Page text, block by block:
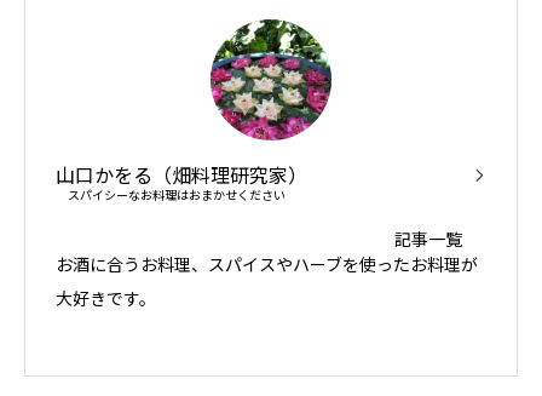
山口かをる（畑料理研究家）
スパイシーなお料理はおまかせください
記事一覧
お酒に合うお料理、スパイスやハーブを使ったお料理が
大好きです。